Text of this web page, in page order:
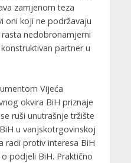
zamjenom teza
oni koji ne podržavaju
nedobronamjerni
partner u
Vijeća
okvira BiH priznaje
ruši unutrašnje tržište
u vanjskotrgovinskoj
radi protiv interesa BiH
podjeli BiH. Praktično